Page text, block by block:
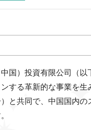
国）投資有限公司（以
する革新的な事業を
共同で、中国国内の